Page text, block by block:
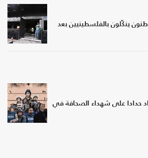
ينكّلون بالفلسطينيين بعد
حدادا على شهداء الصحافة في